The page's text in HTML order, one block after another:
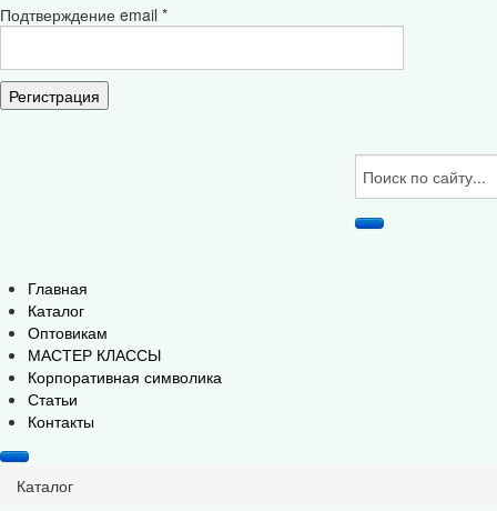
Подтверждение email *
Регистрация
Главная
Каталог
Оптовикам
МАСТЕР КЛАССЫ
Корпоративная символика
Статьи
Контакты
Каталог